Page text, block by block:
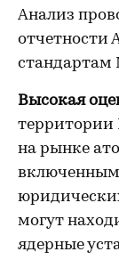
Анализ
отчетности
Высокая
территории
на рынке
включенным
могут
ядерные